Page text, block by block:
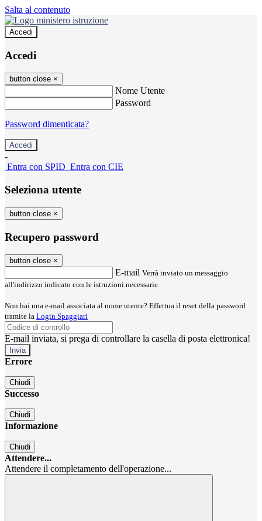
Salta al contenuto
Accedi
Accedi
button close ×
Nome Utente
Password
Password dimenticata?
-
Entra con SPID Entra con CIE
Seleziona utente
button close ×
Recupero password
button close ×
E-mail Verrà inviato un messaggio
all'indirizzo indicato con le istruzioni necessarie.
Non hai una e-mail associata al nome utente? Effettua il reset della password
tramite la Login Spaggiari
E-mail inviata, si prega di controllare la casella di posta elettronica!
Errore
Chiudi
Successo
Chiudi
Informazione
Chiudi
Attendere...
Attendere il completamento dell'operazione...